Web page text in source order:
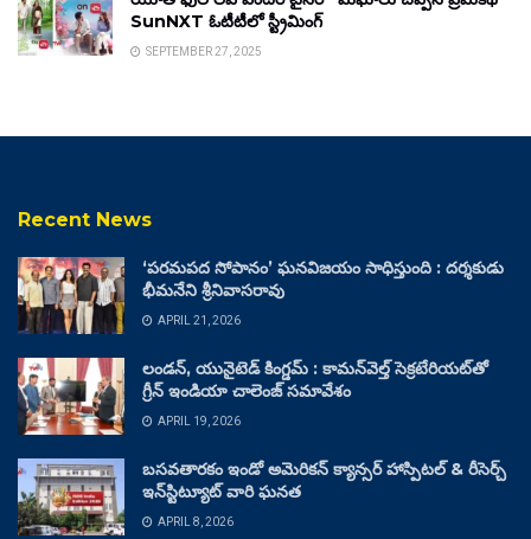
SunNXT ఓటీటీలో స్ట్రీమింగ్
SEPTEMBER 27, 2025
Recent News
‘పరమపద సోపానం’ ఘనవిజయం సాధిస్తుంది : దర్శకుడు
భీమనేని శ్రీనివాసరావు
APRIL 21, 2026
లండన్, యునైటెడ్ కింగ్డమ్ : కామన్‌వెల్త్ సెక్రటేరియట్‌తో
గ్రీన్ ఇండియా చాలెంజ్ సమావేశం
APRIL 19, 2026
బసవతారకం ఇండో అమెరికన్ క్యాన్సర్ హాస్పిటల్ & రీసెర్చ్
ఇన్‌స్టిట్యూట్ వారి ఘనత
APRIL 8, 2026